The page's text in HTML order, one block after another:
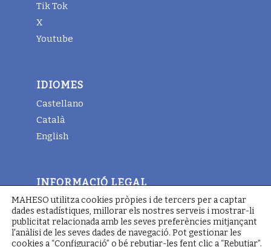
Tik Tok
X
Youtube
IDIOMES
Castellano
Català
English
INFORMACIÓ LEGAL
Avis legal
Termes i condicions generals
Política de cookies
MAHESO utilitza cookies pròpies i de tercers per a captar
dades estadístiques, millorar els nostres serveis i mostrar-li
publicitat relacionada amb les seves preferències mitjançant
l'anàlisi de les seves dades de navegació. Pot gestionar les
cookies a “Configuració” o bé rebutjar-les fent clic a “Rebutjar”.